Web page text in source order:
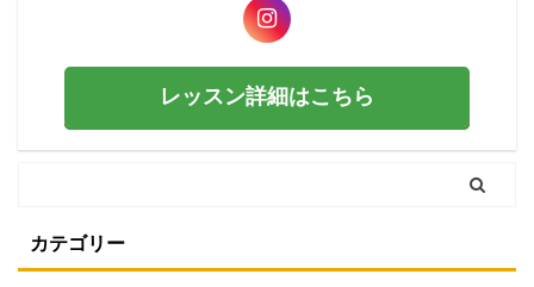
レッスン詳細はこちら
カテゴリー